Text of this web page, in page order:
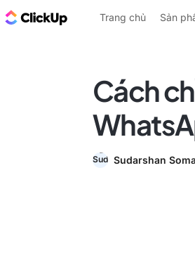
ClickUp Blog
Trang chủ Sản
Cách
Sudarshan